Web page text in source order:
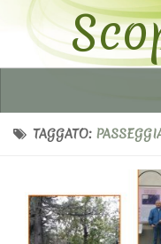
Home
I volontari
Statuto
TAGGATO: